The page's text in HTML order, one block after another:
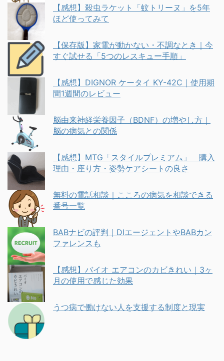
【感想】殺虫ラケット「蚊トリーヌ」を5年
ほど使ってみて
【保存版】家電が動かない・不調なとき｜今
すぐ試せる「5つのレスキュー手順」
【感想】DIGNOR ケータイ KY-42C｜使用期
間1週間のレビュー
脳由来神経栄養因子（BDNF）の増やし方｜
脳の病気との関係
【感想】MTG「スタイルプレミアム」 購入
理由・座り方・姿勢ケアシートの良さ
無料の電話相談｜こころの病気を相談できる
番号一覧
BABナビの評判｜DIエージェントやBABカン
ファレンスも
【感想】バイオ エアコンのカビきれい｜3ヶ
月の使用で感じた効果
うつ病で働けない人を支援する制度と現実